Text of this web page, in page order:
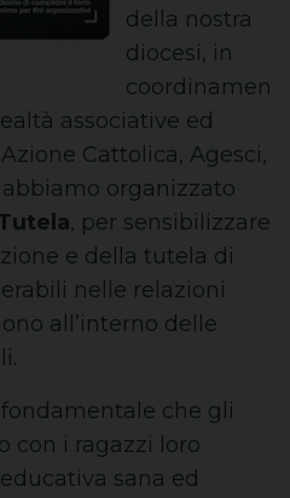
della nostra
diocesi, in
coordinamen
associative ed
Cattolica, Agesci,
organizzato
, per sensibilizzare
e della tutela di
nelle relazioni
all’interno delle
che gli
con i ragazzi loro
sana ed